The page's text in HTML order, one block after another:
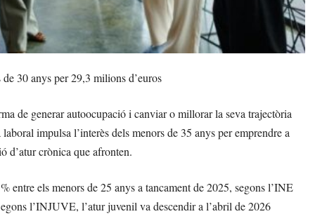
30 anys per 29,3 milions d’euros
de generar autoocupació i canviar o millorar la seva trajectòria
impulsa l’interès dels menors de 35 anys per emprendre a
d’atur crònica que afronten.
els menors de 25 anys a tancament de 2025, segons l’INE
l’INJUVE, l’atur juvenil va descendir a l’abril de 2026